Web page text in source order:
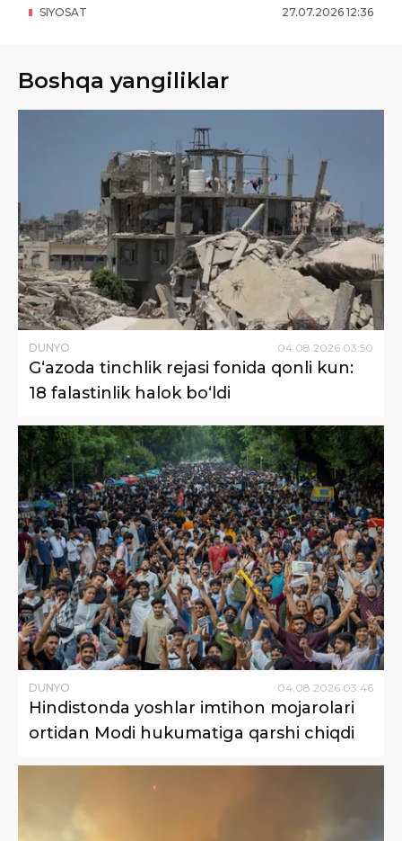
27.07.2026 12:36
SIYOSAT
Boshqa yangiliklar
DUNYO 04 08 2026 03:50
G‘azoda tinchlik rejasi fonida qonli kun:
18 falastinlik halok bo‘ldi
DUNYO 04.08.2026 03:46
Hindistonda yoshlar imtihon mojarolari
ortidan Modi hukumatiga qarshi chiqdi